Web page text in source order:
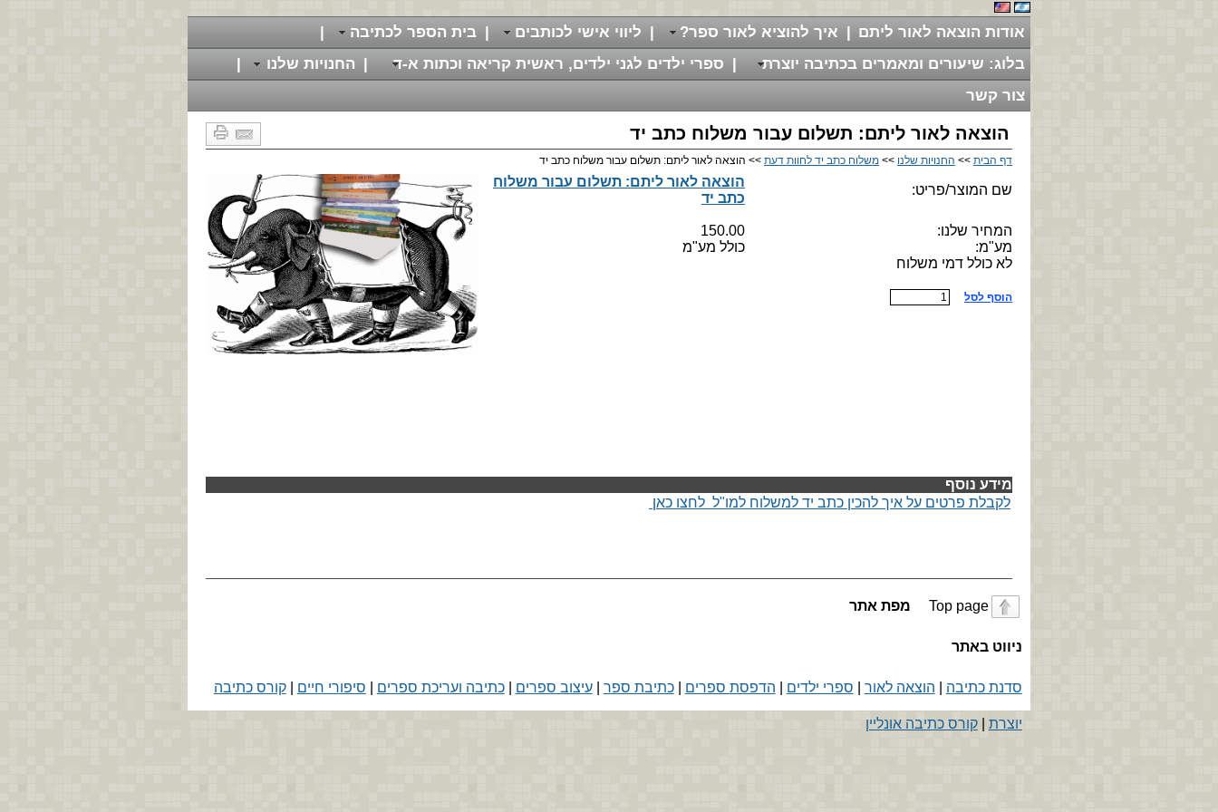
אודות הוצאה לאור ליתם | איך להוציא לאור ספר? | ליווי אישי לכותבים | בית הספר לכתיבה
|
בלוג: שיעורים ומאמרים בכתיבה יוצרת
| ספרי ילדים לגני ילדים, ראשית קריאה וכתות א-ד | החנויות שלנו
|
צור קשר
הוצאה לאור ליתם: תשלום עבור משלוח כתב יד
דף הבית >> החנויות שלנו >> משלוח כתב יד לחוות דעת >> הוצאה לאור ליתם: תשלום עבור משלוח כתב יד
שם המוצר/פריט:
הוצאה לאור ליתם: תשלום עבור משלוח
כתב יד
המחיר שלנו:
150.00
מע"מ:
כולל מע"מ
לא כולל דמי משלוח
הוסף לסל
מידע נוסף
לקבלת פרטים על איך להכין כתב יד למשלוח למו"ל לחצו כאן
Top page מפת אתר
ניווט באתר
סדנת כתיבה הוצאה לאור ספרי ילדים הדפסת ספרים |כתיבת ספר |עיצוב ספרים |כתיבה ועריכת ספרים סיפורי חיים |קורס כתיבה
יוצרת |קורס כתיבה אונליין